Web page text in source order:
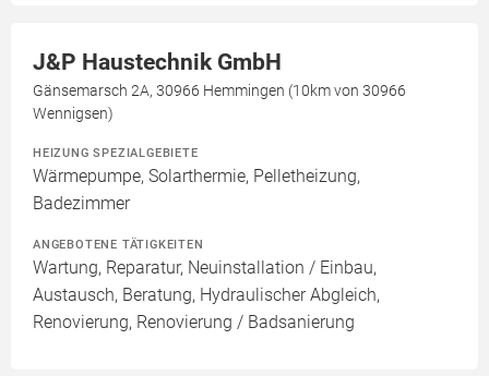
J&P Haustechnik GmbH
Gänsemarsch 2A, 30966 Hemmingen (10km von 30966
Wennigsen)
HEIZUNG SPEZIALGEBIETE
Wärmepumpe, Solarthermie, Pelletheizung,
Badezimmer
ANGEBOTENE TÄTIGKEITEN
Wartung, Reparatur, Neuinstallation / Einbau,
Austausch, Beratung, Hydraulischer Abgleich,
Renovierung, Renovierung / Badsanierung